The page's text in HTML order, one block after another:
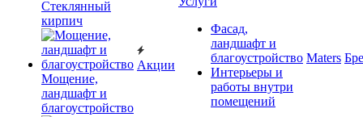
Cтеклянный
кирпич
Мощение,
ландшафт и
благоустройство
Акции
Фасад,
ландшафт и
благоустройство
Интерьеры и
работы внутри
помещений
Maters